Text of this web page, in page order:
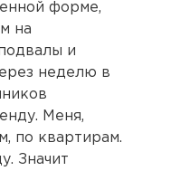
форме,
на
и
неделю в
Меня,
по квартирам.
Значит